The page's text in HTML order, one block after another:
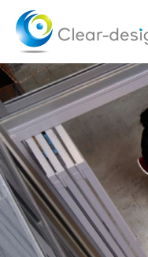
Skip
content